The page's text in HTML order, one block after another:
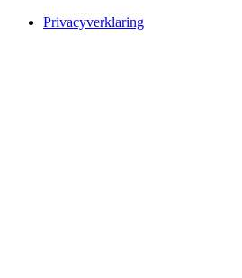
Privacyverklaring